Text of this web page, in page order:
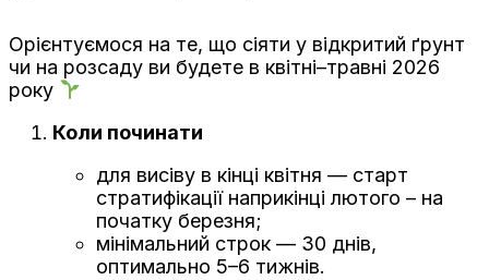
Орієнтуємося на те, що сіяти у відкритий ґрунт
чи на розсаду ви будете в квітні–травні 2026
року
Коли починати
для висіву в кінці квітня — старт
стратифікації наприкінці лютого – на
початку березня;
мінімальний строк — 30 днів,
оптимально 5–6 тижнів.